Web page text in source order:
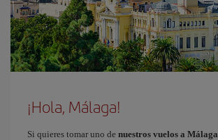
¡Hola, Málaga!
Si quieres tomar uno de nuestros vuelos a Málaga